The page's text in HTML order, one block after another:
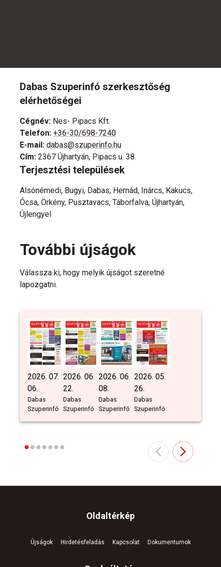
Dabas Szuperinfó szerkesztőség
elérhetőségei
Cégnév: Nes- Pipacs Kft.
Telefon: +36-30/698-7240
E-mail: dabas@szuperinfo.hu
Cím: 2367 Újhartyán, Pipacs u. 38.
Terjesztési települések
Alsónémedi, Bugyi, Dabas, Hernád, Inárcs, Kakucs,
Ócsa, Örkény, Pusztavacs, Táborfalva, Újhartyán,
Újlengyel
További újságok
Válassza ki, hogy melyik újságot szeretné
lapozgatni.
2026. 07.
06.
Dabas
Szuperinfó
2026. 06.
22.
Dabas
Szuperinfó
2026. 06.
08.
Dabas
Szuperinfó
2026. 05.
26.
Dabas
Szuperinfó
Oldaltérkép
Újságok Hirdetésfeladás Kapcsolat Dokumentumok